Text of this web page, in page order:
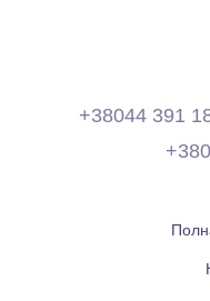
+38044 391